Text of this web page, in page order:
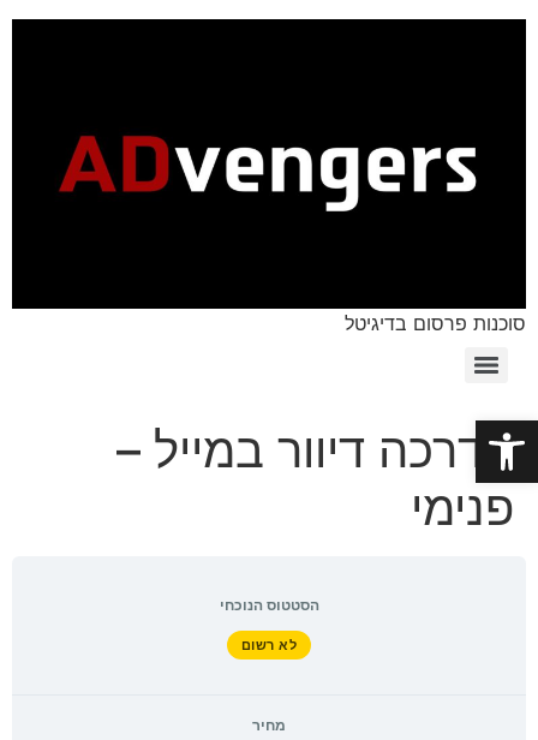
פתח סרגל נגישות
סוכנות פרסום בדיגיטל
הדרכה דיוור במייל –
פנימי
הסטטוס הנוכחי
לא רשום
מחיר